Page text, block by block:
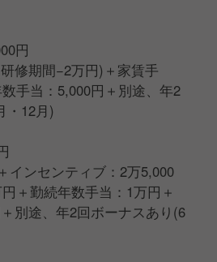
円
修期間−2万円)＋家賃手
手当：5,000円＋別途、年2
・12月)
インセンティブ：2万5,000
＋勤続年数手当：1万円＋
別途、年2回ボーナスあり(6